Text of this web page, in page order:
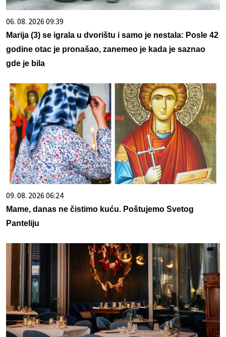
06. 08. 2026 09:39
Marija (3) se igrala u dvorištu i samo je nestala: Posle 42
godine otac je pronašao, zanemeo je kada je saznao
gde je bila
09. 08. 2026 06:24
Mame, danas ne čistimo kuću. Poštujemo Svetog
Panteliju